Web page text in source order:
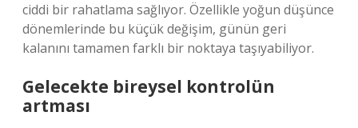
ciddi bir rahatlama sağlıyor. Özellikle yoğun düşünce
dönemlerinde bu küçük değişim, günün geri
kalanını tamamen farklı bir noktaya taşıyabiliyor.
Gelecekte bireysel kontrolün
artması